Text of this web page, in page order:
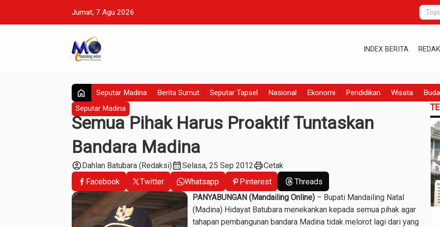
Jumat, 7 Agu 2026
INDEX BERITA
home Seputar Madina Berita Sumut Seputar Tapsel Nasional Ekonomi Pendidikan Wisata
Seputar Madina
Semua Pihak Harus Proaktif Tuntaskan
Bandara Madina
account_circleDahlan Batubara (Redaksi)calendar_monthSelasa, 25 Sep 2012printCetak
Facebook
Twitter Whatsapp Pinterest
Threads
PANYABUNGAN (Mandailing Online) – Bupati Mandailing Natal
(Madina) Hidayat Batubara menekankan kepada semua pihak agar
tahapan pembangunan bandara Madina tidak melorot lagi dari yang